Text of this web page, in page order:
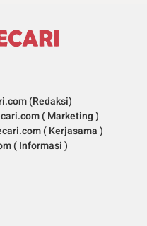
(Redaksi)
( Marketing )
( Kerjasama )
( Informasi )